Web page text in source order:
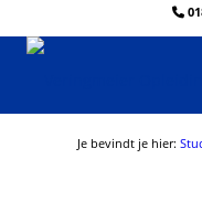
Je bevindt je hier: